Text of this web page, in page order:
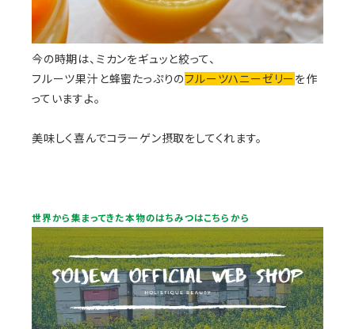
今の時期は、ミカンをギュッと絞って、
フルーツ果汁と蜂蜜たっぷりのフルーツハニーゼリーを作
っていますよ。
美味しく喜んでコラーゲン摂取をしてくれます。
世界から集まってきた本物のはちみつはこちらから